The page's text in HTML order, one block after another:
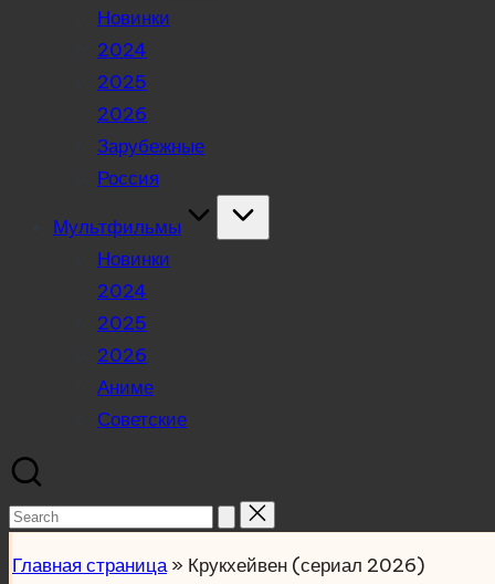
Новинки
2024
2025
2026
Зарубежные
Россия
Мультфильмы
Новинки
2024
2025
2026
Аниме
Советские
Search
Главная страница» Крукхейвен (сериал 2026)